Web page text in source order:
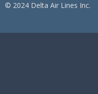
© 2024 Delta Air Lines Inc.